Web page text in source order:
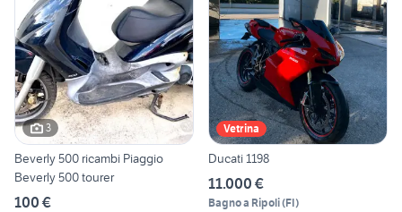
3
Beverly 500 ricambi Piaggio
Beverly 500 tourer
100 €
Vetrina
Ducati 1198
11.000 €
Bagno a Ripoli(FI)